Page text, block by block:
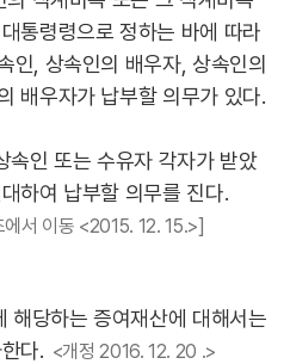
통령령으로 정하는 바에 따라
인, 상속인의 배우자, 상속인의
배우자가 납부할 의무가 있다.
인 또는 수유자 각자가 받았
하여 납부할 의무를 진다.
서 이동 <2015. 12. 15.>]
당하는 증여재산에 대해서는
다. <개정 2016. 12. 20 .>